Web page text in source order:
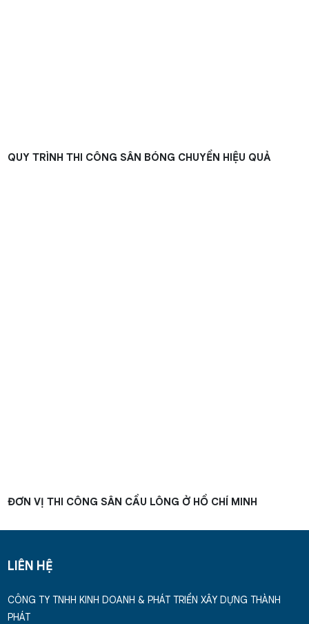
QUY TRÌNH THI CÔNG SÂN BÓNG CHUYỀN HIỆU QUẢ
ĐƠN VỊ THI CÔNG SÂN CẦU LÔNG Ở HỒ CHÍ MINH
LIÊN HỆ
CÔNG TY TNHH KINH DOANH & PHÁT TRIỂN XÂY DỰNG THÀNH
PHÁT